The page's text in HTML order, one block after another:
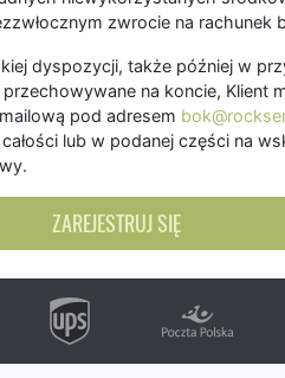
zwrocie na rachunek
dyspozycji, także później w
na koncie, Klient
pod adresem
lub w podanej części na
ZAREJESTRUJ SIĘ